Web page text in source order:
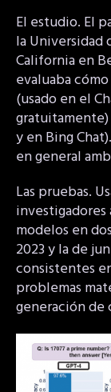
El estudio. El
la Universidad
California en
evaluaba
(usado en el
gratuitamente)
y en Bing
en general
Las pruebas.
modelos en
2023 y la de
consistentes
problemas
generación de